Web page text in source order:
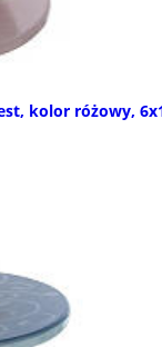
kolor różowy,